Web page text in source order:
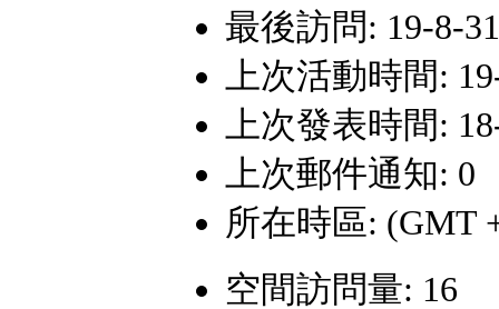
最後訪問: 19-8-
上次活動時間:
上次發表時間:
上次郵件通知: 0
所在時區: (GMT
空間訪問量: 16